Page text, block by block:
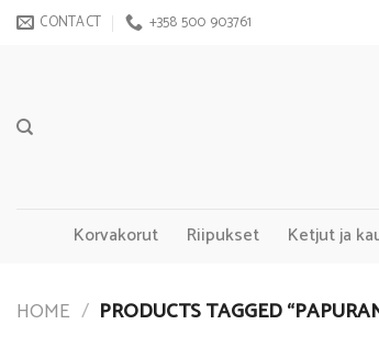
Skip CONTACT +358 500 903761
Korvakorut Riipukset Ketjut ja
HOME / PRODUCTS TAGGED